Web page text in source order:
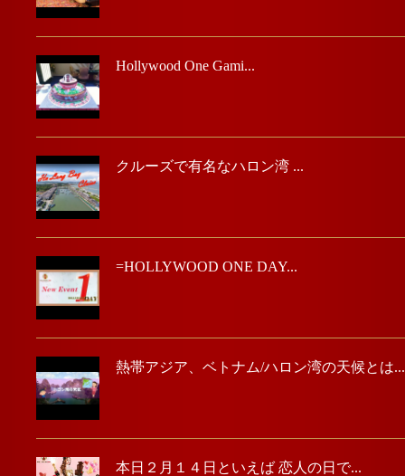
Hollywood One Gami...
クルーズで有名なハロン湾 ...
=HOLLYWOOD ONE DAY...
熱帯アジア、ベトナム/ハロン湾の天候とは...
本日２月１４日といえば 恋人の日で...